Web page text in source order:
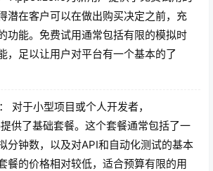
潜在客户可以在做出购买决定之前，充
功能。免费试用通常包括有限的模拟时
，足以让用户对平台有一个基本的了
对于小型项目或个人开发者，
供了基础套餐。这个套餐通常包括了一
分钟数，以及对API和自动化测试的基本
餐的价格相对较低，适合预算有限的用